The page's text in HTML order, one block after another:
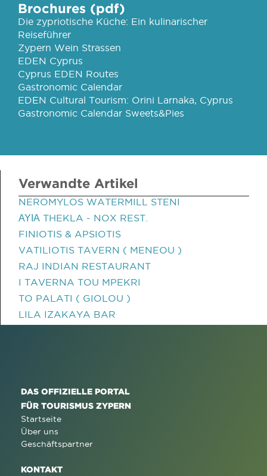
Brochures (pdf)
Die zypriotische Küche: Ein kulinarischer
Reiseführer
Zypern Wein Strassen
EDEN Cyprus
Cyprus EDEN Routes
Gastronomic Calendar
EDEN Cultural Tourism: Orini Larnaka, Cyprus
Gastronomic Calendar Sweets&Pies
Verwandte Artikel
NEROMYLOS WATERMILL STENI
ΑΥΙΑ THEKLA - NOX REST.
FINIOTIS & APSIOTIS
VATILIOTIS TAVERN ( MENEOU )
RAJ INDIAN RESTAURANT
I TAVERNA TOU MPEKRI
TO PALATI ( GIOLOU )
LILA IZAKAYA BAR
DAS OFFIZIELLE PORTAL
FÜR TOURISMUS ZYPERN
Startseite
Über uns
Geschäftspartner
KONTAKT